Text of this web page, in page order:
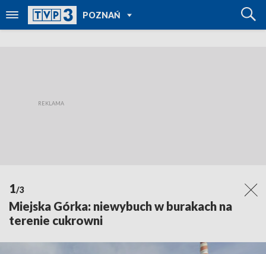
POZNAŃ
POWRÓT DO
TVP REGIONY
1/3
Miejska Górka: niewybuch w burakach na
terenie cukrowni